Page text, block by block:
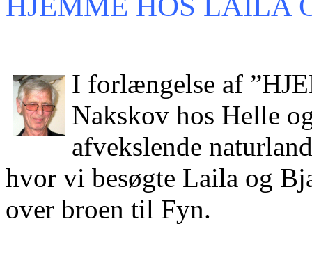
I forlængelse af
Nakskov hos Helle
afvekslende
hvor vi besøgte Laila og
over broen til Fyn.